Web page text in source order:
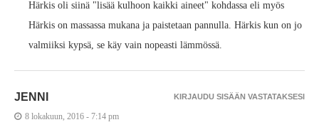
Härkis oli siinä "lisää kulhoon kaikki aineet" kohdassa eli myös
Härkis on massassa mukana ja paistetaan pannulla. Härkis kun on jo
valmiiksi kypsä, se käy vain nopeasti lämmössä.
JENNI
8 lokakuun, 2016 - 7:14 pm
KIRJAUDU SISÄÄN VASTATAKSESI